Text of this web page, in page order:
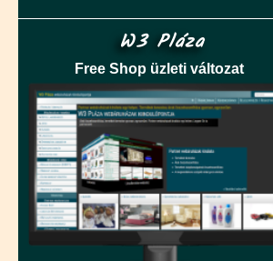
W3 Pláza
Free Shop üzleti változat